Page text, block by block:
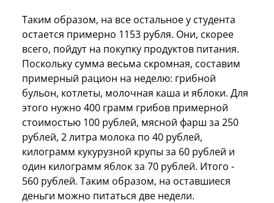
Таким образом, на все остальное у студента
остается примерно 1153 рубля. Они, скорее
всего, пойдут на покупку продуктов питания.
Поскольку сумма весьма скромная, составим
примерный рацион на неделю: грибной
бульон, котлеты, молочная каша и яблоки. Для
этого нужно 400 грамм грибов примерной
стоимостью 100 рублей, мясной фарш за 250
рублей, 2 литра молока по 40 рублей,
килограмм кукурузной крупы за 60 рублей и
один килограмм яблок за 70 рублей. Итого -
560 рублей. Таким образом, на оставшиеся
деньги можно питаться две недели.